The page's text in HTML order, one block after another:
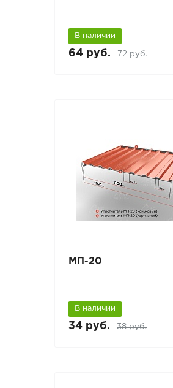
В наличии
64 руб. 72 руб.
МП-20
В наличии
34 руб. 38 руб.